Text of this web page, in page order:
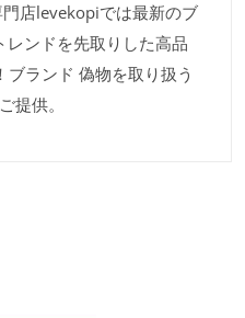
店levekopiでは最新のブ
ンドを先取りした高品
ランド 偽物を取り扱う
提供。